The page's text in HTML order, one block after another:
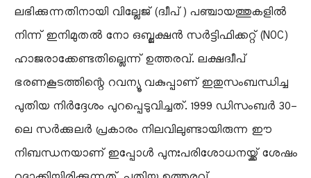
ലഭിക്കുന്നതിനായി വില്ലേജ് (ദ്വീപ്) പഞ്ചായത്തുകളിൽ
നിന്ന് ഇനിമുതൽ നോ ഒബ്ജക്ഷൻ സർട്ടിഫിക്കറ്റ് (NOC)
ഹാജരാക്കേണ്ടതില്ലെന്ന് ഉത്തരവ്. ലക്ഷദ്വീപ്
ഭരണകൂടത്തിന്റെ റവന്യൂ വകുപ്പാണ് ഇതുസംബന്ധിച്ച
പുതിയ നിർദ്ദേശം പുറപ്പെടുവിച്ചത്. 1999 ഡിസംബർ 30-
ലെ സർക്കുലർ പ്രകാരം നിലവിലുണ്ടായിരുന്ന ഈ
നിബന്ധനയാണ് ഇപ്പോൾ പുനഃപരിശോധനയ്ക്ക് ശേഷം